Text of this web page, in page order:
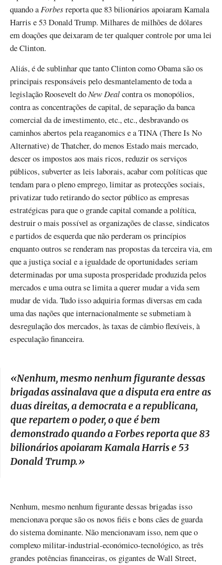
quando aForbes reporta que 83 bilionários apoiaram Kamala
Harris e 53 Donald Trump. Milhares de milhões de dólares
em doações que deixaram de ter qualquer controle por uma lei
de Clinton.
Aliás, é de sublinhar que tanto Clinton como Obama são os
principais responsáveis pelo desmantelamento de toda a
legislação Roosevelt doNew Dealcontra os monopólios,
contra as concentrações de capital, de separação da banca
comercial da de investimento, etc., etc., desbravando os
caminhos abertos pela reaganomics e a TINA (There Is No
Alternative) de Thatcher, do menos Estado mais mercado,
descer os impostos aos mais ricos, reduzir os serviços
públicos, subverter as leis laborais, acabar com políticas que
tendam para o pleno emprego, limitar as protecções sociais,
privatizar tudo retirando do sector público as empresas
estratégicas para que o grande capital comande a política,
destruir o mais possível as organizações de classe, sindicatos
e partidos de esquerda que não perderam os princípios
enquanto outros se renderam nas propostas da terceira via, em
que a justiça social e a igualdade de oportunidades seriam
determinadas por uma suposta prosperidade produzida pelos
mercados e uma outra se limita a querer mudar a vida sem
mudar de vida. Tudo isso adquiria formas diversas em cada
uma das nações que internacionalmente se submetiam à
desregulação dos mercados, às taxas de câmbio flexíveis, à
especulação financeira.
«Nenhum, mesmo nenhum figurante dessas
brigadas assinalava que a disputa era entre as
duas direitas, a democrata e a republicana,
que repartem o poder, o que é bem
demonstrado quando a Forbes reporta que 83
bilionários apoiaram Kamala Harris e 53
Donald Trump.»
Nenhum, mesmo nenhum figurante dessas brigadas isso
mencionava porque são os novos fiéis e bons cães de guarda
do sistema dominante. Não mencionavam isso, nem que o
complexo militar-industrial-económico-tecnológico, as três
grandes potências financeiras, os gigantes de Wall Street,